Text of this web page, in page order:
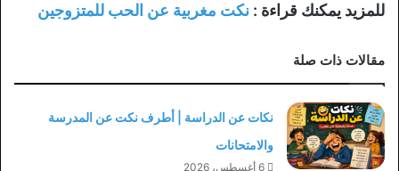
للمزيد يمكنك قراءة : نكت مغربية عن الحب للمتزوجين
مقالات ذات صلة
نكات عن الدراسة | أطرف نكت عن المدرسة
والامتحانات
6 أغسطس، 2026